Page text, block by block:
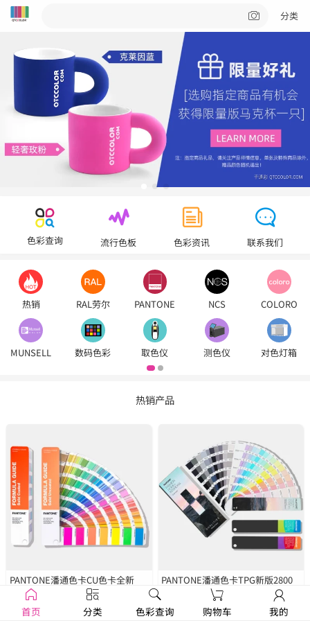
分类
色彩查询 流行色板 色彩资讯 联系我们
热销 RAL劳尔 PANTONE NCS COLORO
MUNSELL 数码色彩 取色仪 测色仪 对色灯箱
热销产品
PANTONE潘通色卡CU色卡全新
2390色
￥1250
PANTONE潘通色卡TPG新版2800
FHIP110C
￥1679
首页 分类 色彩查询 购物车 我的